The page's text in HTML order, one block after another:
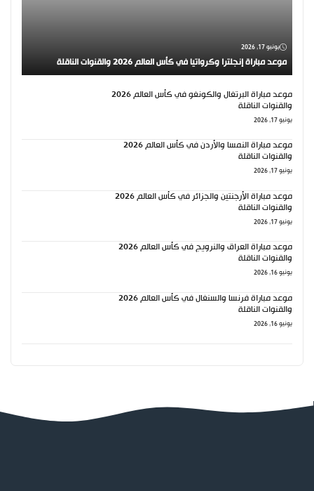
يونيو 17, 2026
موعد مباراة إنجلترا وكرواتيا في كأس العالم 2026 والقنوات الناقلة
موعد مباراة البرتغال والكونغو في كأس العالم 2026
والقنوات الناقلة
يونيو 17, 2026
موعد مباراة النمسا والأردن في كأس العالم 2026
والقنوات الناقلة
يونيو 17, 2026
موعد مباراة الأرجنتين والجزائر في كأس العالم 2026
والقنوات الناقلة
يونيو 17, 2026
موعد مباراة العراق والنرويج في كأس العالم 2026
والقنوات الناقلة
يونيو 16, 2026
موعد مباراة فرنسا والسنغال في كأس العالم 2026
والقنوات الناقلة
يونيو 16, 2026